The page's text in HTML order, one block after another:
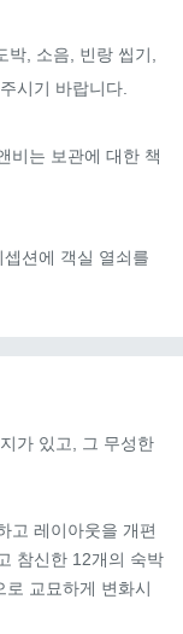
, 소음, 빈랑 씹기,
시기 바랍니다.
비는 보관에 대한 책
션에 객실 열쇠를
가 있고, 그 무성한
고 레이아웃을 개편
참신한 12개의 숙박
교묘하게 변화시